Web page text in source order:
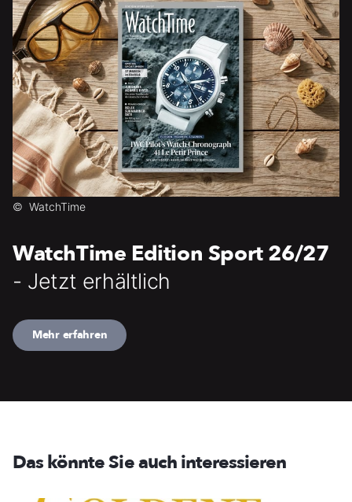
© WatchTime
WatchTime Edition Sport 26/27
- Jetzt erhältlich
Mehr erfahren
Das könnte Sie auch interessieren